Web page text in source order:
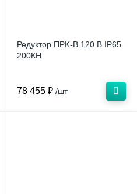
Редуктор ПPK-В.120 В IP65
200КН
78 455 ₽ /шт